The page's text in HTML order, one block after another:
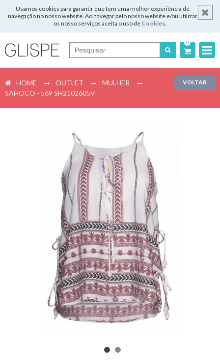
Usamos cookies para garantir que tem uma melhor experiência de
navegação no nosso website. Ao navegar pelo nosso website e/ou utilizar
os nosso serviços aceita o uso de Cookies.
0
English
Español
Login
Registar
Carrinho
de
compras
Glispe
Mulher
Marcas
VOLTAR
HOME OUTLET
MULHER
SAHOCO - 569 SH2102605V